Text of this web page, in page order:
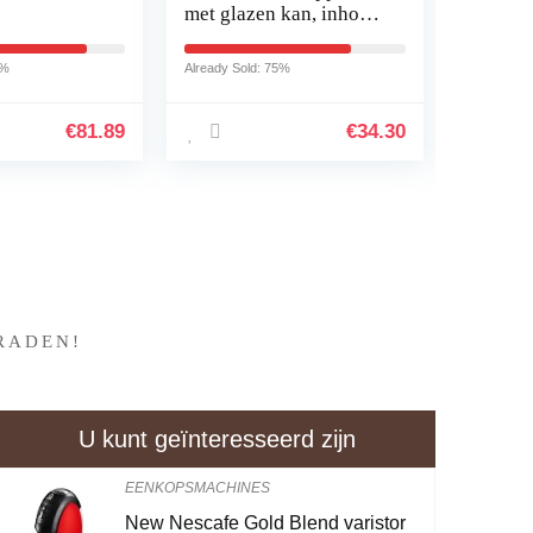
€81.89
met glazen kan, inhoud
zwart
Already Sold: 75%
€34.30
U kunt geïnteresseerd zijn
EENKOPSMACHINES
New Nescafe Gold Blend varistor